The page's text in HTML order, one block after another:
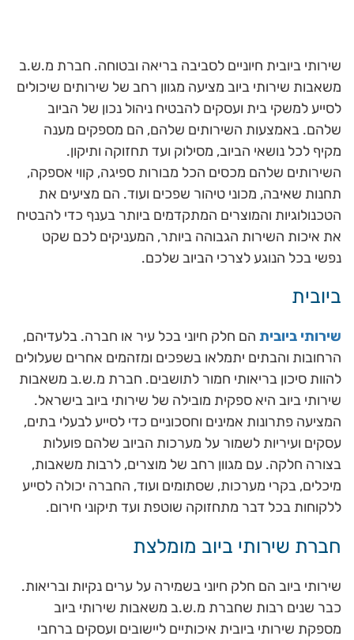
שירותי ביובית חיוניים לסביבה בריאה ובטוחה. חברת מ.ש.ב
משאבות שירותי ביוב מציעה מגוון רחב של שירותים שיכולים
לסייע למשקי בית ועסקים להבטיח ניהול נכון של הביוב
שלהם. באמצעות השירותים שלהם, הם מספקים מענה
מקיף לכל נושאי הביוב, מסילוק ועד תחזוקה ותיקון.
השירותים שלהם מכסים הכל מבורות ספיגה, קווי אספקה,
תחנות שאיבה, מכוני טיהור שפכים ועוד. הם מציעים את
הטכנולוגיות והמוצרים המתקדמים ביותר בענף כדי להבטיח
את איכות השירות הגבוהה ביותר, המעניקים לכם שקט
נפשי בכל הנוגע לצרכי הביוב שלכם.
ביובית
שירותי ביובית הם חלק חיוני בכל עיר או חברה. בלעדיהם,
הרחובות והבתים יתמלאו בשפכים ומזהמים אחרים שעלולים
להוות סיכון בריאותי חמור לתושבים. חברת מ.ש.ב משאבות
שירותי ביוב היא ספקית מובילה של שירותי ביוב בישראל.
המציעה פתרונות אמינים וחסכוניים כדי לסייע לבעלי בתים,
עסקים ועיריות לשמור על מערכות הביוב שלהם פועלות
בצורה חלקה. עם מגוון רחב של מוצרים, לרבות משאבות,
מיכלים, בקרי מערכות, שסתומים ועוד, החברה יכולה לסייע
ללקוחות בכל דבר מתחזוקה שוטפת ועד תיקוני חירום.
חברת שירותי ביוב מומלצת
שירותי ביוב הם חלק חיוני בשמירה על ערים נקיות ובריאות.
כבר שנים רבות שחברת מ.ש.ב משאבות שירותי ביוב
מספקת שירותי ביובית איכותיים ליישובים ועסקים ברחבי